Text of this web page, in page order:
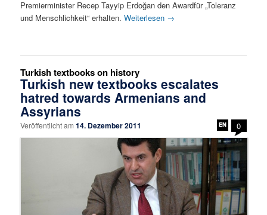
Premierminister Recep Tayyip Erdoğan den Awardfür „Toleranz
und Menschlichkeit“ erhalten.Weiterlesen →
Turkish textbooks on history
Turkish new textbooks escalates
hatred towards Armenians and
Assyrians
Veröffentlicht am14. Dezember 2011 0